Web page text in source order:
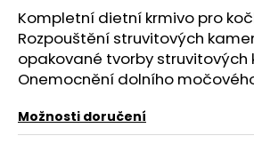
hvězdiček.
Kompletní dietní krmivo pro
Rozpouštění struvitových
opakované tvorby struvitových
Onemocnění dolního
Možnosti doručení
HLEDAT
D
o
p